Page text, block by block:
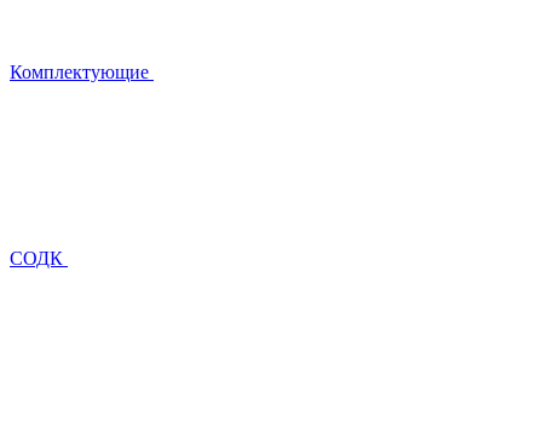
Комплектующие
СОДК